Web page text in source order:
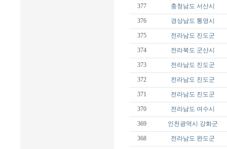
377 충청남도 서산시
376 경상남도 통영시
375 전라남도 진도군
374 전라북도 군산시
373 전라남도 진도군
372 전라남도 진도군
371 전라남도 진도군
370 전라남도 여수시
369 인천광역시 강화군
368 전라남도 완도군